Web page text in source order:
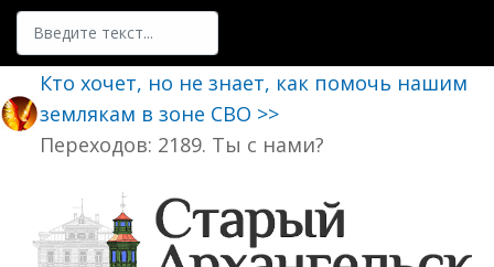
Поиск
Кто хочет, но не знает, как помочь нашим
землякам в зоне СВО >>
Переходов: 2189. Ты с нами?